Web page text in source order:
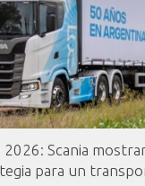
Scania
para un